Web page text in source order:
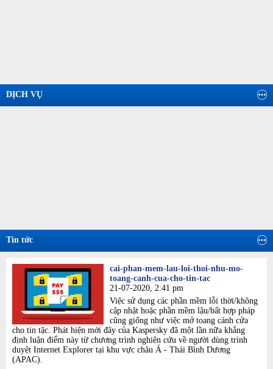
DỊCH VỤ
Tin tức
cai-phan-mem-lau-loi-thoi-nhu-mo-
toang-canh-cua-cho-tin-tac
21-07-2020, 2:41 pm
Việc sử dụng các phần mềm lỗi thời/không
cập nhật hoặc phần mềm lậu/bất hợp pháp
cũng giống như việc mở toang cánh cửa
cho tin tặc. Phát hiện mới đây của Kaspersky đã một lần nữa khẳng
định luận điểm này từ chương trình nghiên cứu về người dùng trình
duyệt Internet Explorer tại khu vực châu Á - Thái Bình Dương
(APAC).